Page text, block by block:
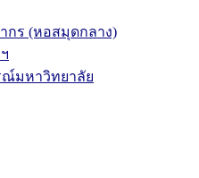
กร (หอสมุดกลาง)
มหาวิทยาลัย